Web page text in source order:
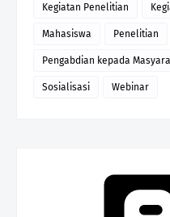
Kegiatan Penelitian
Mahasiswa Penelitian
Pengabdian kepada
Sosialisasi Webinar